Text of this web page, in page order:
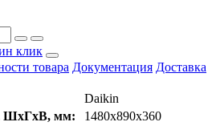
клик
товара Документация Доставка
Daikin
ШхГхВ, мм:
1480x890x360